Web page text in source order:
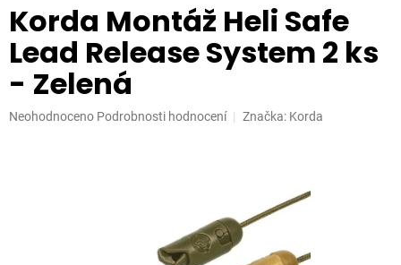
Korda Montáž Heli Safe
Lead Release System 2 ks
- Zelená
Průměrné
Neohodnoceno Podrobnosti hodnocení Značka: Korda